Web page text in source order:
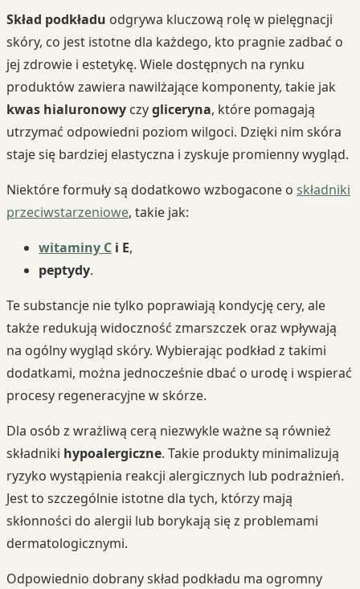
Skład podkładu odgrywa kluczową rolę w pielęgnacji
skóry, co jest istotne dla każdego, kto pragnie zadbać o
jej zdrowie i estetykę. Wiele dostępnych na rynku
produktów zawiera nawilżające komponenty, takie jak
kwas hialuronowy czygliceryna, które pomagają
utrzymać odpowiedni poziom wilgoci. Dzięki nim skóra
staje się bardziej elastyczna i zyskuje promienny wygląd.
Niektóre formuły są dodatkowo wzbogacone o składniki
przeciwstarzeniowe, takie jak:
witaminy C i E,
peptydy.
Te substancje nie tylko poprawiają kondycję cery, ale
także redukują widoczność zmarszczek oraz wpływają
na ogólny wygląd skóry. Wybierając podkład z takimi
dodatkami, można jednocześnie dbać o urodę i wspierać
procesy regeneracyjne w skórze.
Dla osób z wrażliwą cerą niezwykle ważne są również
składniki hypoalergiczne. Takie produkty minimalizują
ryzyko wystąpienia reakcji alergicznych lub podrażnień.
Jest to szczególnie istotne dla tych, którzy mają
skłonności do alergii lub borykają się z problemami
dermatologicznymi.
Odpowiednio dobrany skład podkładu ma ogromny